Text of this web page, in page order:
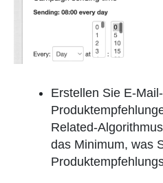
Erstellen Sie E-
Related-
das Minimum, was